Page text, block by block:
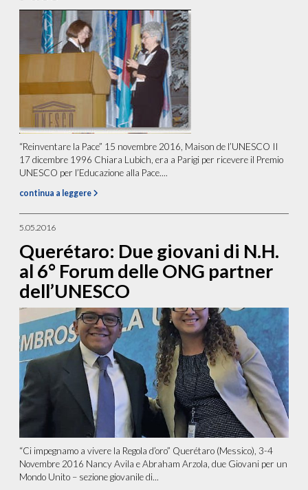
“Reinventare la Pace” 15 novembre 2016, Maison de l’UNESCO Il
17 dicembre 1996 Chiara Lubich, era a Parigi per ricevere il Premio
UNESCO per l’Educazione alla Pace....
continua a leggere
5.05.2016
Querétaro: Due giovani di N.H.
al 6° Forum delle ONG partner
dell’UNESCO
“Ci impegnamo a vivere la Regola d’oro” Querétaro (Messico), 3-4
Novembre 2016 Nancy Avila e Abraham Arzola, due Giovani per un
Mondo Unito – sezione giovanile di...